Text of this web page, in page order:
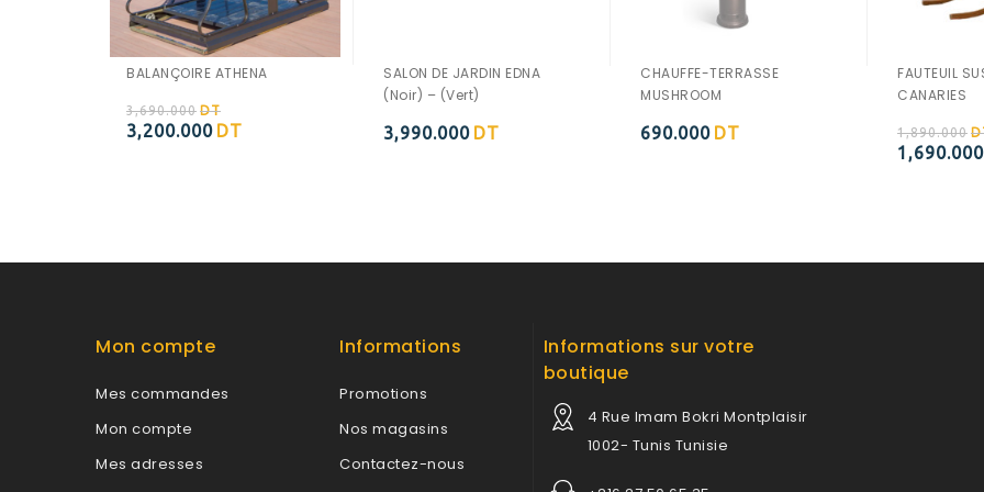
BALANÇOIRE ATHENA
3,690.000 DT
3,200.000 DT
SALON DE JARDIN EDNA
(Noir) – (Vert)
3,990.000 DT
CHAUFFE-TERRASSE
MUSHROOM
690.000 DT
FAUTEUIL
CANARIES
1,890.000
1,690.000
Mon compte
Mes commandes
Mon compte
Mes adresses
Informations
Promotions
Nos magasins
Contactez-nous
Informations sur votre
boutique
4 Rue Imam Bokri Montplaisir
1002- Tunis Tunisie